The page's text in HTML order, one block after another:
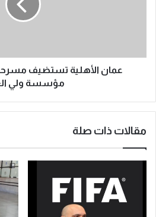
عمان الأهلية تستضيف
مؤسسة ولي
مقالات ذات صلة